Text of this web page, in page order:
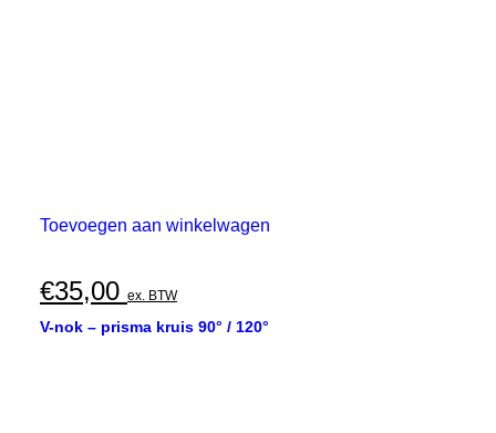
Toevoegen aan winkelwagen
€35,00 ex. BTW
V-nok – prisma kruis 90° / 120°